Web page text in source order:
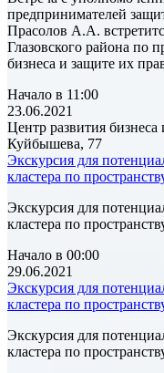
предпринимателей
Прасолов А.А.
Глазовского района по
бизнеса и защите их
Начало в 11:00
23.06.2021
Центр развития бизнеса
Куйбышева, 77
Экскурсия для
кластера по
Экскурсия для
кластера по
Начало в 00:00
29.06.2021
Экскурсия для
кластера по
Экскурсия для
кластера по